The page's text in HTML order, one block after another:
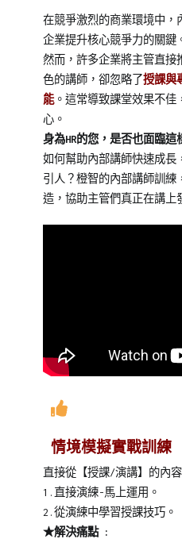
2025-
01-
04
企
業
培
訓
在競爭激烈的商業環境中，
企業提升核心競爭力的關鍵
然而，許多企業將主管直接
色的講師，卻忽略了授課與
能。這常導致課堂效果不佳
心。
身為HR的您，是否也面臨這
如何幫助內部講師快速成長
引人？橙智的內部講師訓練
造，協助主管們真正在講上
情境模擬實戰訓
直接從【授課/演講】的內
1.直接演練-馬上運用。
2.從演練中學習授課技巧。
★解決痛點 :